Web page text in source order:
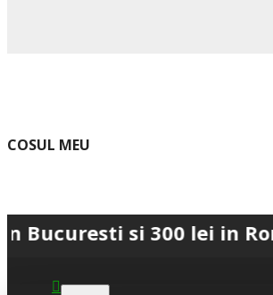
COSUL MEU
si 300 lei in